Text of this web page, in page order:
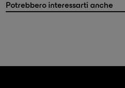
Potrebbero interessarti anche